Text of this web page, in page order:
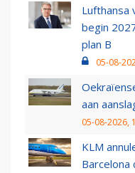
Lufthansa
begin
plan B
05-08-
aan
05-08-2026,
KLM
Barcelona